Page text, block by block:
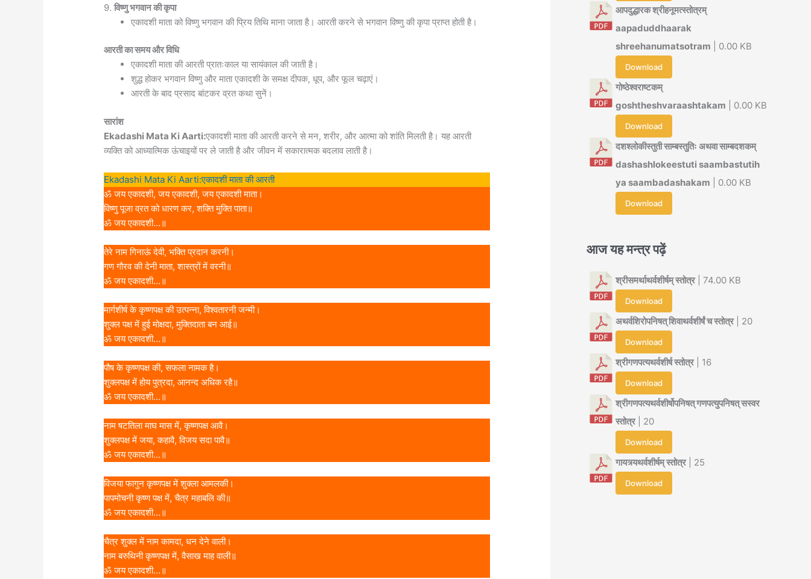
9.विष्णु भगवान की कृपा
एकादशी माता को विष्णु भगवान की प्रिय तिथि माना जाता है। आरती करने से भगवान विष्णु की कृपा प्राप्त होती है।
आरती का समय और विधि
एकादशी माता की आरती प्रातःकाल या सायंकाल की जाती है।
शुद्ध होकर भगवान विष्णु और माता एकादशी के समक्ष दीपक, धूप, और फूल चढ़ाएं।
आरती के बाद प्रसाद बांटकर व्रत कथा सुनें।
सारांश
Ekadashi Mata Ki Aarti:एकादशी माता की आरती करने से मन, शरीर, और आत्मा को शांति मिलती है। यह आरती
व्यक्ति को आध्यात्मिक ऊंचाइयों पर ले जाती है और जीवन में सकारात्मक बदलाव लाती है।
Ekadashi Mata Ki Aarti:एकादशी माता की आरती
ॐ जय एकादशी, जय एकादशी, जय एकादशी माता।
विष्णु पूजा व्रत को धारण कर, शक्ति मुक्ति पाता॥
ॐ जय एकादशी…॥
तेरे नाम गिनाऊं देवी, भक्ति प्रदान करनी।
गण गौरव की देनी माता, शास्त्रों में वरनी॥
ॐ जय एकादशी…॥
मार्गशीर्ष के कृष्णपक्ष की उत्पन्ना, विश्वतारनी जन्मी।
शुक्ल पक्ष में हुई मोक्षदा, मुक्तिदाता बन आई॥
ॐ जय एकादशी…॥
पौष के कृष्णपक्ष की, सफला नामक है।
शुक्लपक्ष में होय पुत्रदा, आनन्द अधिक रहै॥
ॐ जय एकादशी…॥
नाम षटतिला माघ मास में, कृष्णपक्ष आवै।
शुक्लपक्ष में जया, कहावै, विजय सदा पावै॥
ॐ जय एकादशी…॥
विजया फागुन कृष्णपक्ष में शुक्ला आमलकी।
पापमोचनी कृष्ण पक्ष में, चैत्र महाबलि की॥
ॐ जय एकादशी…॥
चैत्र शुक्ल में नाम कामदा, धन देने वाली।
नाम बरुथिनी कृष्णपक्ष में, वैसाख माह वाली॥
ॐ जय एकादशी…॥
आपदुद्धारक श्रीहनूमत्स्तोत्रम्
aapaduddhaarak
shreehanumatsotram | 0.00 KB
Download
गोष्ठेश्वराष्टकम्
goshtheshvaraashtakam | 0.00 KB
Download
दशश्लोकीस्तुती साम्बस्तुतिः अथवा साम्बदशकम्
dashashlokeestuti saambastutih
ya saambadashakam | 0.00 KB
Download
आज यह मन्त्र पढ़ें
श्रीसमर्थाथर्वशीर्षम् स्तोत्र| 74.00 KB
Download
अथर्वशिरोपनिषत् शिवाथर्वशीर्षं च स्तोत्र| 20
Download
श्रीगणपत्यथर्वशीर्ष स्तोत्र| 16
Download
श्रीगणपत्यथर्वशीर्षोपनिषत् गणपत्युपनिषत् सस्वर
स्तोत्र| 20
Download
गायत्र्यथर्वशीर्षम् स्तोत्र| 25
Download